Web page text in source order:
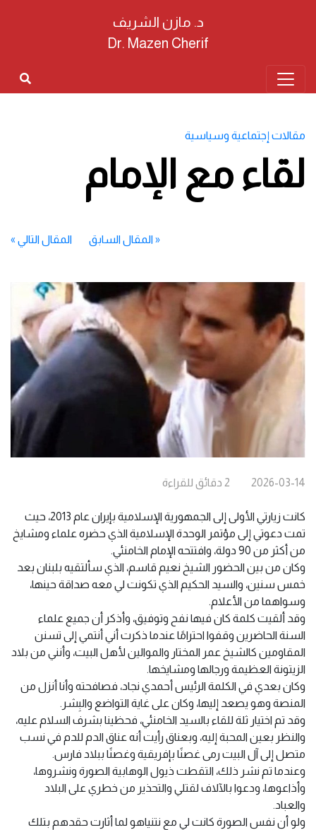
د. مازن الشريف
Dr. Mazen Cherif
مقالات إجتماعية وسياسية
لقاء مع الإمام
«المقال السابق المقال التالي »
2026-03-14
2 دقائق للقراءة
كانت زيارتي الأولى إلى الجمهورية الإسلامية بإيران عام 2013، حيث
تمت دعوتي إلى مؤتمر الوحدة الإسلامية الذي حضره علماء ومشايخ
من أكثر من 90 دولة، وافتتحه الإمام الخامنئي.
وكان من بين الحضور الشيخ نعيم قاسم، الذي سألتقيه بلبنان بعد
خمس سنين، والسيد الحكيم الذي تكونت لي معه صداقة حينها،
وسواهما من الأعلام.
وقد ألقيت كلمة كان فيها نفح وتوفيق، وأذكر أن جميع علماء
السنة الحاضرين وقفوا احترامًا عندما ذكرت أني أنتمي إلى تسنن
المقاومين كالشيخ عمر المختار والموالين لأهل البيت، وأنني من بلاد
الزيتونة العظيمة ورجالها ومشايخها.
وكان بعدي في الكلمة الرئيس أحمدي نجاد، فصافحته وأنا أنزل من
المنصة وهو يصعد إليها، وكان على غاية التواضع والبِشر.
وقد تم اختيار ثلة للقاء بالسيد الخامنئي، فحظينا بشرف السلام عليه،
والنظر بعين المحبة إليه، وبعناق رأيت أنه عناق الدم للدم في نسب
متصل إلى آل البيت رمى غصنًا بإفريقية وغصنًا ببلاد فارس.
وعندما تم نشر ذلك، التقطت ذيول الوهابية الصورة ونشروها،
وأذاعوها، ودعوا بالآلاف لقتلي والتحذير من خطري على البلاد
والعباد.
ولو أن نفس الصورة كانت لي مع نتنياهو لما أثارت حقدهم بتلك